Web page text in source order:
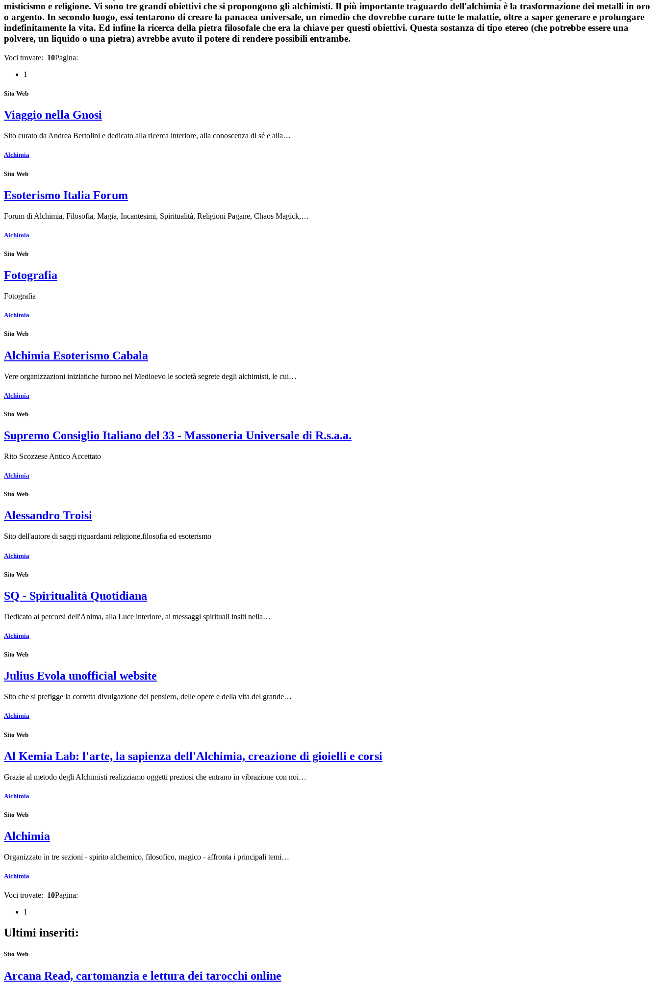
misticismo e religione. Vi sono tre grandi obiettivi che si propongono gli alchimisti. Il più importante traguardo dell'alchimia è la trasformazione dei metalli in oro
o argento. In secondo luogo, essi tentarono di creare la panacea universale, un rimedio che dovrebbe curare tutte le malattie, oltre a saper generare e prolungare
indefinitamente la vita. Ed infine la ricerca della pietra filosofale che era la chiave per questi obiettivi. Questa sostanza di tipo etereo (che potrebbe essere una
polvere, un liquido o una pietra) avrebbe avuto il potere di rendere possibili entrambe.
Voci trovate: 10Pagina:
1
Sito Web
Viaggio nella Gnosi
Sito curato da Andrea Bertolini e dedicato alla ricerca interiore, alla conoscenza di sé e alla…
Alchimia
Sito Web
Esoterismo Italia Forum
Forum di Alchimia, Filosofia, Magia, Incantesimi, Spiritualità, Religioni Pagane, Chaos Magick,…
Alchimia
Sito Web
Fotografia
Fotografia
Alchimia
Sito Web
Alchimia Esoterismo Cabala
Vere organizzazioni iniziatiche furono nel Medioevo le società segrete degli alchimisti, le cui…
Alchimia
Sito Web
Supremo Consiglio Italiano del 33 - Massoneria Universale di R.s.a.a.
Rito Scozzese Antico Accettato
Alchimia
Sito Web
Alessandro Troisi
Sito dell'autore di saggi riguardanti religione,filosofia ed esoterismo
Alchimia
Sito Web
SQ - Spiritualità Quotidiana
Dedicato ai percorsi dell'Anima, alla Luce interiore, ai messaggi spirituali insiti nella…
Alchimia
Sito Web
Julius Evola unofficial website
Sito che si prefigge la corretta divulgazione del pensiero, delle opere e della vita del grande…
Alchimia
Sito Web
Al Kemia Lab: l'arte, la sapienza dell'Alchimia, creazione di gioielli e corsi
Grazie al metodo degli Alchimisti realizziamo oggetti preziosi che entrano in vibrazione con noi…
Alchimia
Sito Web
Alchimia
Organizzato in tre sezioni - spirito alchemico, filosofico, magico - affronta i principali temi…
Alchimia
Voci trovate: 10Pagina:
1
Ultimi inseriti:
Sito Web
Arcana Read, cartomanzia e lettura dei tarocchi online